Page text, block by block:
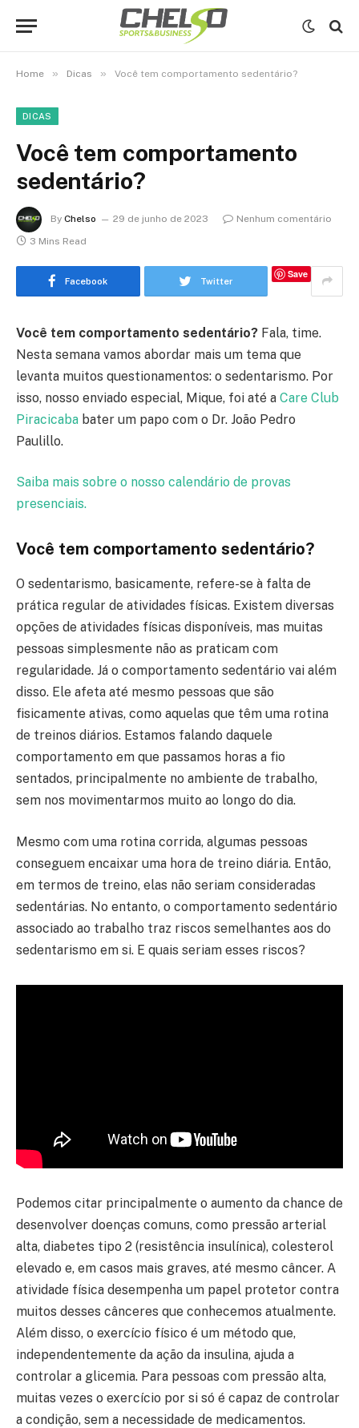
Home » Dicas » Você tem comportamento sedentário?
DICAS
Você tem comportamento
sedentário?
By Chelso 29 de junho de 2023
Nenhum comentário
3 Mins Read
Facebook Twitter
Save
Você tem comportamento sedentário? Fala, time.
Nesta semana vamos abordar mais um tema que
levanta muitos questionamentos: o sedentarismo. Por
isso, nosso enviado especial, Mique, foi até a Care Club
Piracicaba bater um papo com o Dr. João Pedro
Paulillo.
Saiba mais sobre o nosso calendário de provas
presenciais.
Você tem comportamento sedentário?
O sedentarismo, basicamente, refere-se à falta de
prática regular de atividades físicas. Existem diversas
opções de atividades físicas disponíveis, mas muitas
pessoas simplesmente não as praticam com
regularidade. Já o comportamento sedentário vai além
disso. Ele afeta até mesmo pessoas que são
fisicamente ativas, como aquelas que têm uma rotina
de treinos diários. Estamos falando daquele
comportamento em que passamos horas a fio
sentados, principalmente no ambiente de trabalho,
sem nos movimentarmos muito ao longo do dia.
Mesmo com uma rotina corrida, algumas pessoas
conseguem encaixar uma hora de treino diária. Então,
em termos de treino, elas não seriam consideradas
sedentárias. No entanto, o comportamento sedentário
associado ao trabalho traz riscos semelhantes aos do
sedentarismo em si. E quais seriam esses riscos?
Podemos citar principalmente o aumento da chance de
desenvolver doenças comuns, como pressão arterial
alta, diabetes tipo 2 (resistência insulínica), colesterol
elevado e, em casos mais graves, até mesmo câncer. A
atividade física desempenha um papel protetor contra
muitos desses cânceres que conhecemos atualmente.
Além disso, o exercício físico é um método que,
independentemente da ação da insulina, ajuda a
controlar a glicemia. Para pessoas com pressão alta,
muitas vezes o exercício por si só é capaz de controlar
a condição, sem a necessidade de medicamentos.